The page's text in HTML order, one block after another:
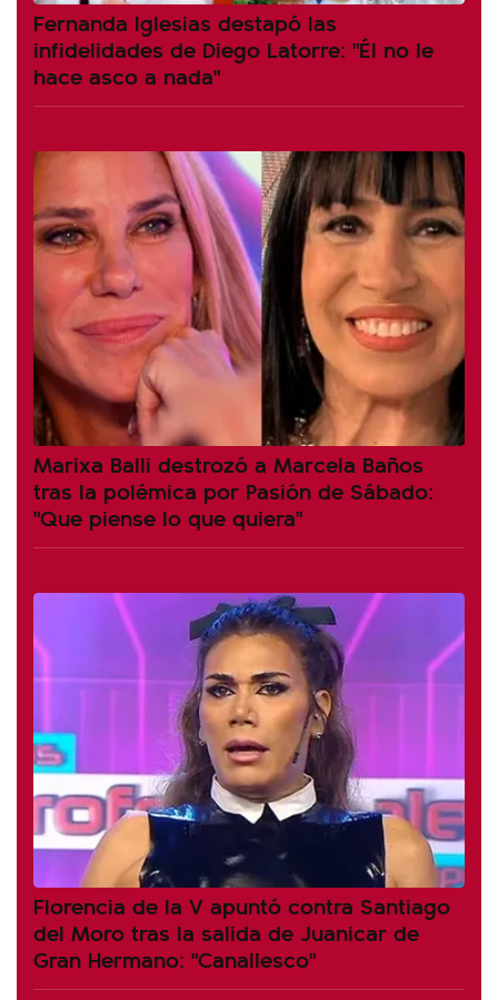
Fernanda Iglesias destapó las
infidelidades de Diego Latorre: "Él no le
hace asco a nada"
Marixa Balli destrozó a Marcela Baños
tras la polémica por Pasión de Sábado:
"Que piense lo que quiera"
Florencia de la V apuntó contra Santiago
del Moro tras la salida de Juanicar de
Gran Hermano: "Canallesco"